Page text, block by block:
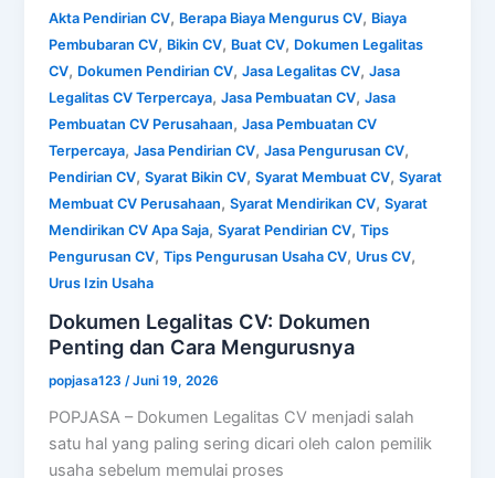
Akta Pendirian CV, Berapa Biaya Mengurus CV, Biaya
Pembubaran CV, Bikin CV, Buat CV, Dokumen Legalitas
CV, Dokumen Pendirian CV,Jasa Legalitas CV,Jasa
Legalitas CV Terpercaya,Jasa Pembuatan CV,Jasa
Pembuatan CV Perusahaan,Jasa Pembuatan CV
Terpercaya,Jasa Pendirian CV,Jasa Pengurusan CV,
Pendirian CV,Syarat Bikin CV,Syarat Membuat CV,Syarat
Membuat CV Perusahaan,Syarat Mendirikan CV,Syarat
Mendirikan CV Apa Saja,Syarat Pendirian CV,Tips
Pengurusan CV,Tips Pengurusan Usaha CV, Urus CV,
Urus Izin Usaha
Dokumen Legalitas CV: Dokumen
Penting dan Cara Mengurusnya
popjasa123/Juni 19, 2026
POPJASA – Dokumen Legalitas CV menjadi salah
satu hal yang paling sering dicari oleh calon pemilik
usaha sebelum memulai proses